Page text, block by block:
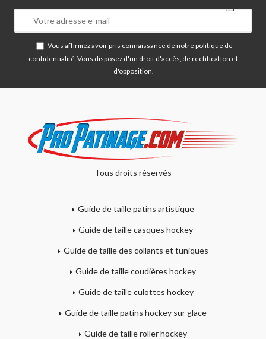
Vous affirmez avoir pris connaissance de notre politique de
confidentialité . Vous disposez d'un droit d'accès, de rectification et
d'opposition.
Tous droits réservés
Guide de taille patins artistique
Guide de taille casques hockey
Guide de taille des collants et tuniques
Guide de taille coudières hockey
Guide de taille culottes hockey
Guide de taille patins hockey sur glace
Guide de taille roller hockey